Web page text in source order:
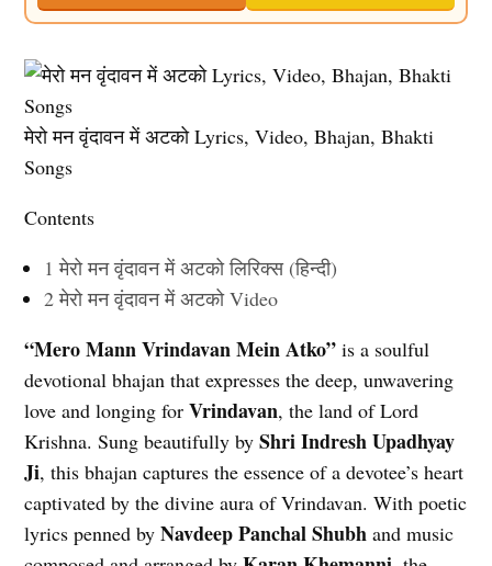
मेरो मन वृंदावन में अटको Lyrics, Video, Bhajan, Bhakti
Songs
Contents
1 मेरो मन वृंदावन में अटको लिरिक्स (हिन्दी)
2मेरो मन वृंदावन में अटको Video
“Mero Mann Vrindavan Mein Atko” is a soulful
devotional bhajan that expresses the deep, unwavering
love and longing forVrindavan, the land of Lord
Krishna. Sung beautifully byShri Indresh Upadhyay
Ji, this bhajan captures the essence of a devotee’s heart
captivated by the divine aura of Vrindavan. With poetic
lyrics penned byNavdeep Panchal Shubh and music